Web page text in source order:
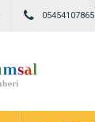
05454107865